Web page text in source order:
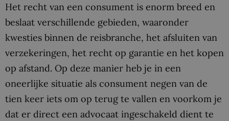
Het recht van een consument is enorm breed en
beslaat verschillende gebieden, waaronder
kwesties binnen de reisbranche, het afsluiten van
verzekeringen, het recht op garantie en het kopen
op afstand. Op deze manier heb je in een
oneerlijke situatie als consument negen van de
tien keer iets om op terug te vallen en voorkom je
dat er direct een advocaat ingeschakeld dient te